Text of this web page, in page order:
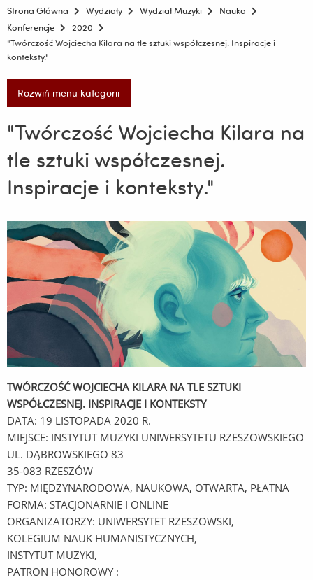
Strona Główna Wydziały Wydział Muzyki
Nauka
Konferencje
2020
"Twórczość Wojciecha Kilara na tle sztuki współczesnej. Inspiracje i
konteksty."
Rozwiń menu kategorii
"Twórczość Wojciecha Kilara na
tle sztuki współczesnej.
Inspiracje i konteksty."
TWÓRCZOŚĆ WOJCIECHA KILARA NA TLE SZTUKI
WSPÓŁCZESNEJ. INSPIRACJE I KONTEKSTY
DATA: 19 LISTOPADA 2020 R.
MIEJSCE: INSTYTUT MUZYKI UNIWERSYTETU RZESZOWSKIEGO
UL. DĄBROWSKIEGO 83
35-083 RZESZÓW
TYP: MIĘDZYNARODOWA, NAUKOWA, OTWARTA, PŁATNA
FORMA: STACJONARNIE I ONLINE
ORGANIZATORZY: UNIWERSYTET RZESZOWSKI,
KOLEGIUM NAUK HUMANISTYCZNYCH,
INSTYTUT MUZYKI,
PATRON HONOROWY :